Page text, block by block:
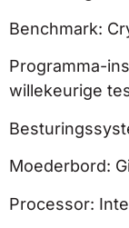
Benchmark:
Programma-
willekeurige
Moederbord:
Processor: